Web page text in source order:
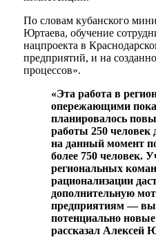
По словам кубанского
Юртаева, обучение
нацпроекта в
предприятий, и на
процессов».
«Эта работа в
опережающими
планировалось
работы 250 человек
на данный момент
более 750 человек.
региональных
рационализации
дополнительную
предприятиям —
потенциально
рассказал Алексей